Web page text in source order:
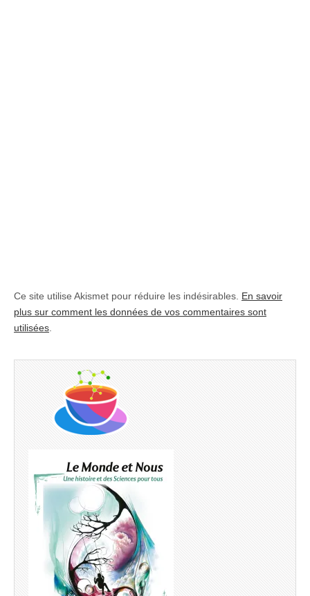
Ce site utilise Akismet pour réduire les indésirables. En savoir
plus sur comment les données de vos commentaires sont
utilisées